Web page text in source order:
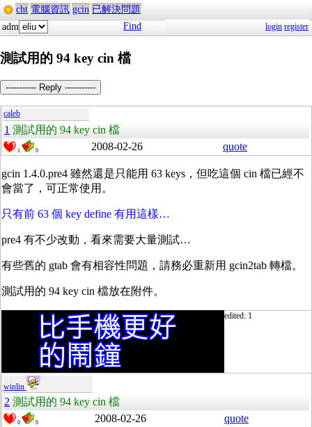
cht 電腦資訊 gcin 已解決問題
adm
Find login register
測試用的 94 key cin 檔
----------- Reply -----------
caleb
1 測試用的 94 key cin 檔
1 0 2008-02-26 quote
gcin 1.4.0.pre4 雖然還是只能用 63 keys，但吃這個 cin 檔已經不
會當了，可正常使用。
只有前 63 個 key define 有用這樣…
pre4 有不少改動，看來需要大量測試…
有些舊的 gtab 會有相容性問題，請務必重新用 gcin2tab 轉檔。
測試用的 94 key cin 檔放在附件。
edited: 1
winlin
2 測試用的 94 key cin 檔
0 0 2008-02-26 quote